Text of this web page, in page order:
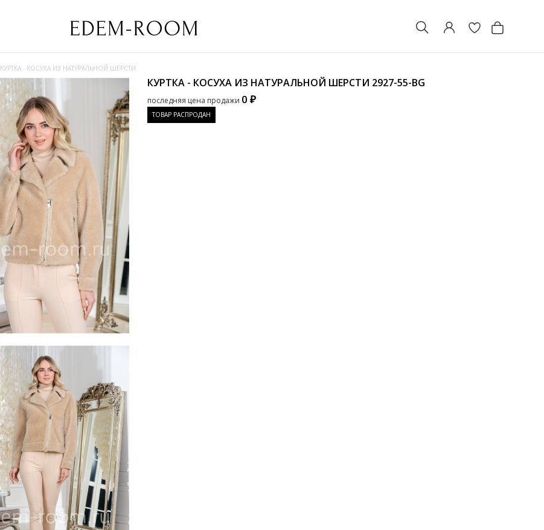
КУРТКА - КОСУХА ИЗ НАТУРАЛЬНОЙ ШЕРСТИ
КУРТКА - КОСУХА ИЗ НАТУРАЛЬНОЙ ШЕРСТИ 2927-55-BG
последняя цена продажи 0 ₽
ТОВАР РАСПРОДАН